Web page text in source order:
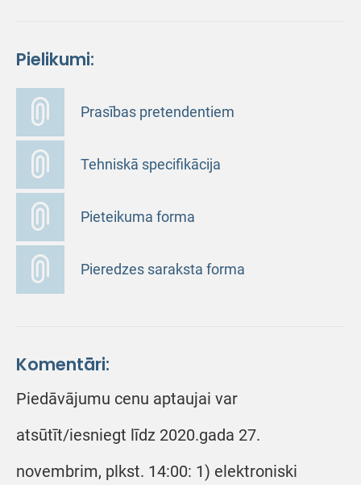
Pielikumi:
Prasības pretendentiem
Tehniskā specifikācija
Pieteikuma forma
Pieredzes saraksta forma
Komentāri:
Piedāvājumu cenu aptaujai var
atsūtīt/iesniegt līdz 2020.gada 27.
novembrim, plkst. 14:00: 1) elektroniski